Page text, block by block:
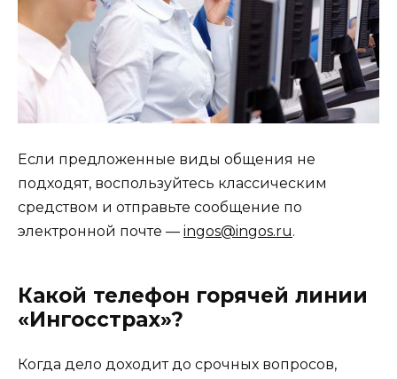
Если предложенные виды общения не
подходят, воспользуйтесь классическим
средством и отправьте сообщение по
электронной почте — ingos@ingos.ru.
Какой телефон горячей линии
«Ингосстрах»?
Когда дело доходит до срочных вопросов,